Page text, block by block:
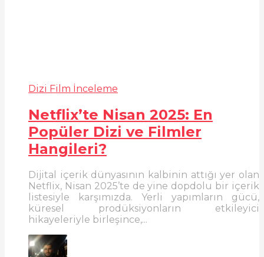
Dizi Film İnceleme
Netflix’te Nisan 2025: En
Popüler Dizi ve Filmler
Hangileri?
Dijital içerik dünyasının kalbinin attığı yer olan
Netflix, Nisan 2025’te de yine dopdolu bir içerik
listesiyle karşımızda. Yerli yapımların gücü,
küresel prodüksiyonların etkileyici
hikayeleriyle birleşince,...